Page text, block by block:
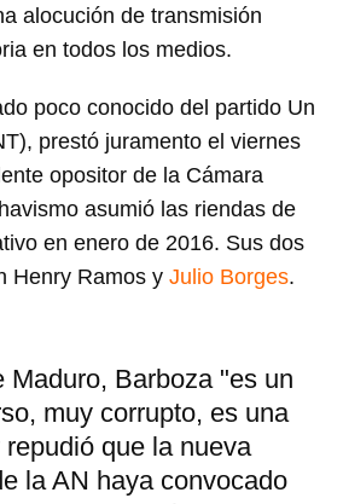
alocución de transmisión
en todos los medios.
poco conocido del partido Un
prestó juramento el viernes
opositor de la Cámara
asumió las riendas de
en enero de 2016. Sus dos
Henry Ramos y Julio Borges.
Maduro, Barboza "es un
muy corrupto, es una
que la nueva
la AN haya convocado